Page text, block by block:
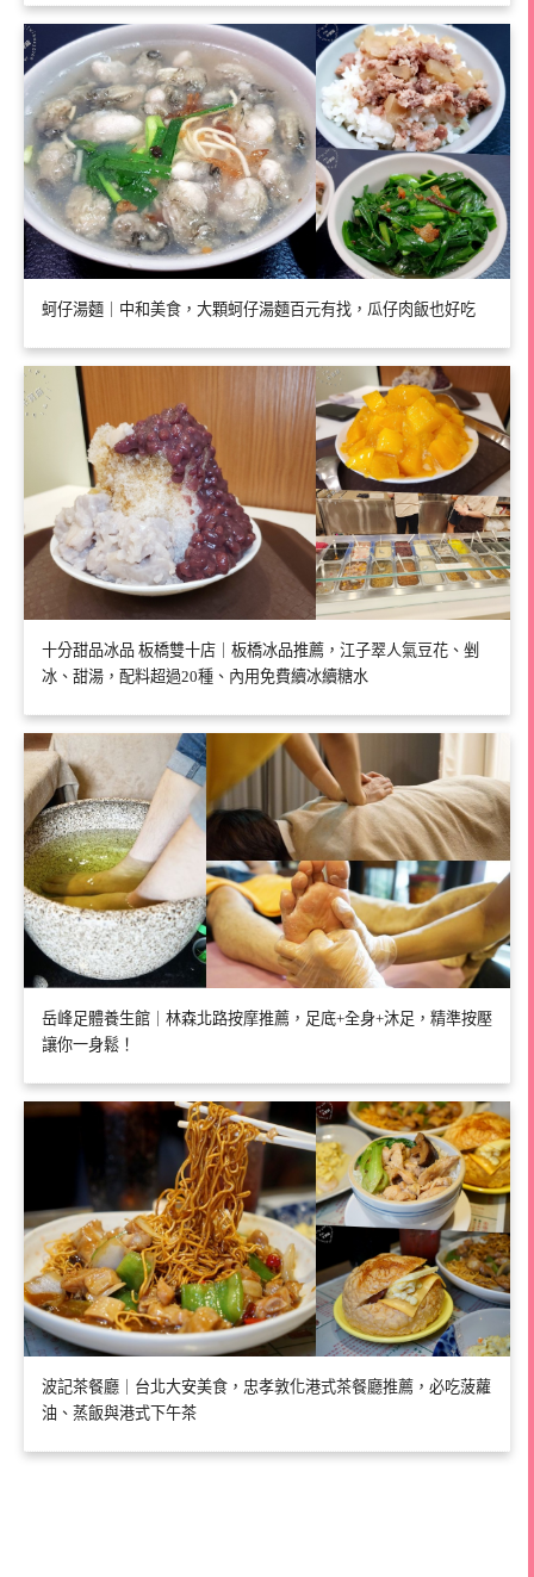
蚵仔湯麵｜中和美食，大顆蚵仔湯麵百元有找，瓜仔肉飯也好吃
十分甜品冰品 板橋雙十店｜板橋冰品推薦，江子翠人氣豆花、剉
冰、甜湯，配料超過20種、內用免費續冰續糖水
岳峰足體養生館｜林森北路按摩推薦，足底+全身+沐足，精準按壓
讓你一身鬆！
波記茶餐廳｜台北大安美食，忠孝敦化港式茶餐廳推薦，必吃菠蘿
油、蒸飯與港式下午茶